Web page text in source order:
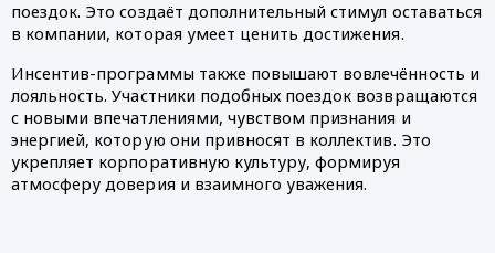
поездок. Это создаёт дополнительный стимул оставаться
в компании, которая умеет ценить достижения.
Инсентив-программы также повышают вовлечённость и
лояльность. Участники подобных поездок возвращаются
с новыми впечатлениями, чувством признания и
энергией, которую они привносят в коллектив. Это
укрепляет корпоративную культуру, формируя
атмосферу доверия и взаимного уважения.